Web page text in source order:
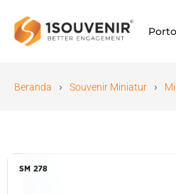
Beranda › Souvenir Miniatur ›